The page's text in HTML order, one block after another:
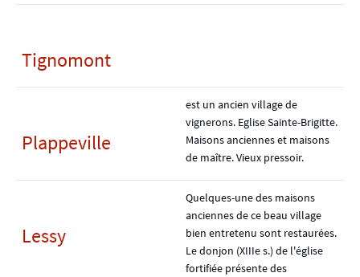
Tignomont
Plappeville
est un ancien village de
vignerons. Eglise Sainte-Brigitte.
Maisons anciennes et maisons
de maître. Vieux pressoir.
Lessy
Quelques-une des maisons
anciennes de ce beau village
bien entretenu sont restaurées.
Le donjon (XIIIe s.) de l'église
fortifiée présente des